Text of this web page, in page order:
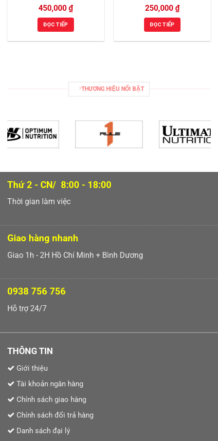
450,000 ₫
ĐỌC TIẾP
250,000 ₫
ĐỌC TIẾP
THƯƠNG HIỆU NỔI BẬT
Thứ 2 - CN/ 8:00 - 18:00
Thời gian làm việc
Giao hàng nhanh
Giao 1h - 2H Hồ Chí Minh + Bình Dương
0938 756 756
Hỗ trợ 24/7
THÔNG TIN
Giới thiệu
Tài khoản ngân hàng
Chính sách giao hàng
Chính sách đổi trả hàng
Danh sách đại lý